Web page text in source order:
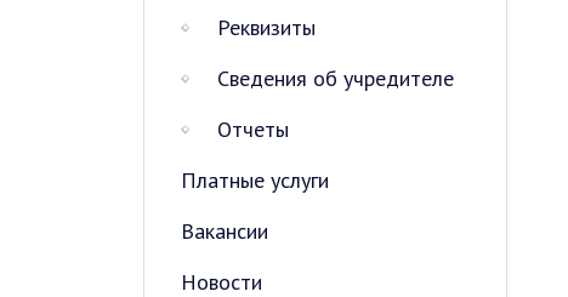
Реквизиты
Сведения об учредителе
Отчеты
Платные услуги
Вакансии
Новости